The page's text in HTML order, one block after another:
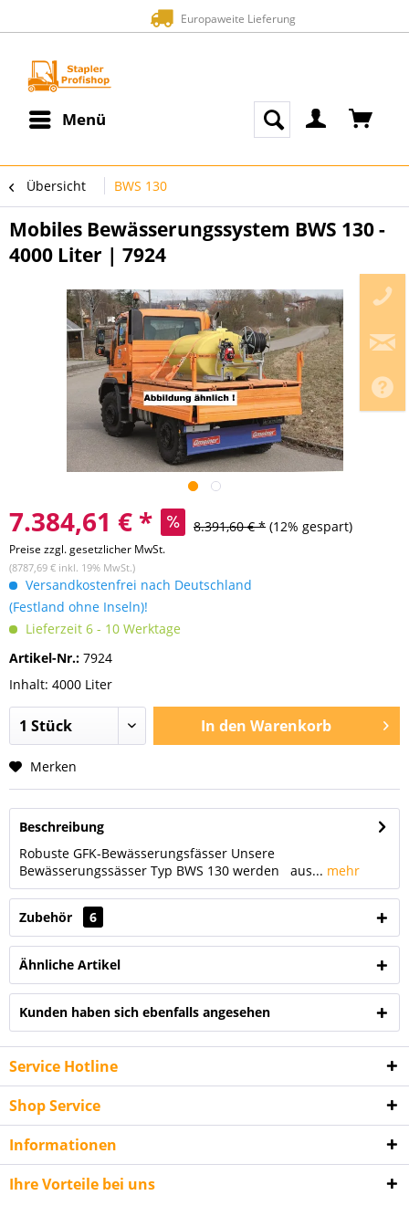
Europaweite Lieferung
Menü
Übersicht BWS 130
Mobiles Bewässerungssystem BWS 130 -
4000 Liter | 7924
7.384,61 € * 8.391,60 € * (12% gespart)
Preise zzgl. gesetzlicher MwSt.
(8787,69 € inkl. 19% MwSt.)
Versandkostenfrei nach Deutschland
(Festland ohne Inseln)!
Lieferzeit 6 - 10 Werktage
Artikel-Nr.: 7924
Inhalt: 4000 Liter
In den Warenkorb
Merken
Beschreibung
Robuste GFK-Bewässerungsfässer Unsere
Bewässerungssässer Typ BWS 130 werden aus... mehr
Zubehör 6
Ähnliche Artikel
Kunden haben sich ebenfalls angesehen
Service Hotline
Shop Service
Informationen
Ihre Vorteile bei uns